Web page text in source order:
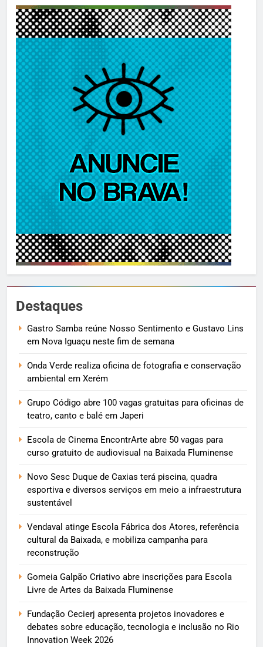
Destaques
Gastro Samba reúne Nosso Sentimento e Gustavo Lins
em Nova Iguaçu neste fim de semana
Onda Verde realiza oficina de fotografia e conservação
ambiental em Xerém
Grupo Código abre 100 vagas gratuitas para oficinas de
teatro, canto e balé em Japeri
Escola de Cinema EncontrArte abre 50 vagas para
curso gratuito de audiovisual na Baixada Fluminense
Novo Sesc Duque de Caxias terá piscina, quadra
esportiva e diversos serviços em meio a infraestrutura
sustentável
Vendaval atinge Escola Fábrica dos Atores, referência
cultural da Baixada, e mobiliza campanha para
reconstrução
Gomeia Galpão Criativo abre inscrições para Escola
Livre de Artes da Baixada Fluminense
Fundação Cecierj apresenta projetos inovadores e
debates sobre educação, tecnologia e inclusão no Rio
Innovation Week 2026